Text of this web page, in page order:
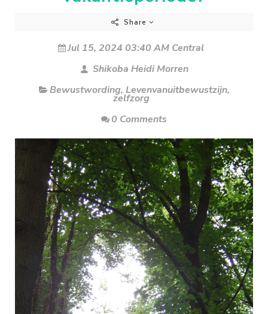
Share
Jul 15, 2024 03:40 AM Central
Shikoba Heidi Morren
Bewustwording, Levenvanuitbewustzijn,
zelfzorg
0 Comments